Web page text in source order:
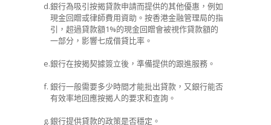
d.銀行為吸引按揭貸款申請而提供的其他優惠，例如
現金回贈或律師費用資助。按香港金融管理局的指
引，超過貸款額1%的現金回贈會被視作貸款額的
一部分，影響七成借貸比率。
e.銀行在按揭契據簽立後，準備提供的跟進服務。
f. 銀行一般需要多少時間才能批出貸款，又銀行能否
有效率地回應按揭人的要求和查詢。
g.銀行提供貸款的政策是否穩定。